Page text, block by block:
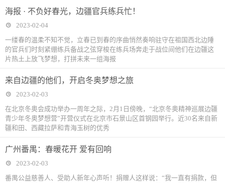
海报 · 不负好春光，边疆官兵练兵忙！
2023-02-04
一缕春的温柔不知不觉，立春已到春的序曲悄然奏响驻守在祖国西北边陲
的官兵们时刻紧绷练兵备战之弦穿梭在练兵场奔走于战位间他们在边疆这
片热土上放飞梦想，打拼未来一组海报
来自边疆的他们，开启冬奥梦想之旅
2023-02-03
在北京冬奥会成功举办一周年之际，2月1日傍晚，“北京冬奥精神巡展边疆
青少年冬奥梦想营”开营仪式在北京市石景山区首钢园举行。近30名来自新
疆和田、西藏拉萨和青海玉树的优秀
广州番禺：春暖花开 爱有回响
2023-02-03
番禺公益慈善人、受助人新年心声听！捐赠人这样说：“我一直有捐款，但